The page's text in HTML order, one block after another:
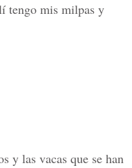
mis milpas y
y las vacas que se han